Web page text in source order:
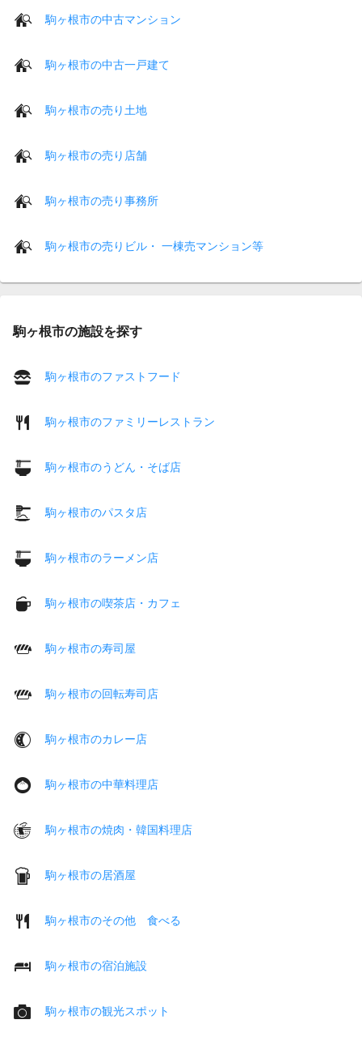
駒ヶ根市の中古マンション
駒ヶ根市の中古一戸建て
駒ヶ根市の売り土地
駒ヶ根市の売り店舗
駒ヶ根市の売り事務所
駒ヶ根市の売りビル・ 一棟売マンション等
駒ヶ根市の施設を探す
駒ヶ根市のファストフード
駒ヶ根市のファミリーレストラン
駒ヶ根市のうどん・そば店
駒ヶ根市のパスタ店
駒ヶ根市のラーメン店
駒ヶ根市の喫茶店・カフェ
駒ヶ根市の寿司屋
駒ヶ根市の回転寿司店
駒ヶ根市のカレー店
駒ヶ根市の中華料理店
駒ヶ根市の焼肉・韓国料理店
駒ヶ根市の居酒屋
駒ヶ根市のその他 食べる
駒ヶ根市の宿泊施設
駒ヶ根市の観光スポット